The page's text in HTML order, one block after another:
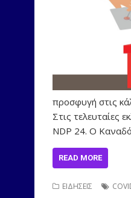
προσφυγή στις
Στις τελευταίες
NDP 24. Ο
READ MORE
ΕΙΔΗΣΕΙΣ